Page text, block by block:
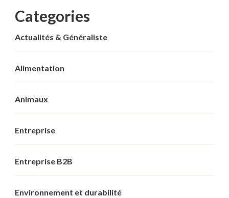
Categories
Actualités & Généraliste
Alimentation
Animaux
Entreprise
Entreprise B2B
Environnement et durabilité